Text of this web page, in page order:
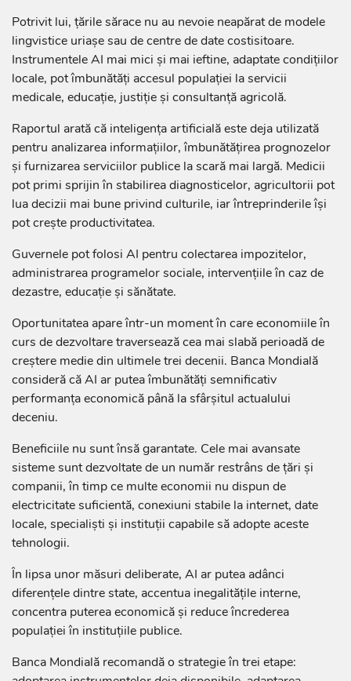
Potrivit lui, țările sărace nu au nevoie neapărat de modele
lingvistice uriașe sau de centre de date costisitoare.
Instrumentele AI mai mici și mai ieftine, adaptate condițiilor
locale, pot îmbunătăți accesul populației la servicii
medicale, educație, justiție și consultanță agricolă.
Raportul arată că inteligența artificială este deja utilizată
pentru analizarea informațiilor, îmbunătățirea prognozelor
și furnizarea serviciilor publice la scară mai largă. Medicii
pot primi sprijin în stabilirea diagnosticelor, agricultorii pot
lua decizii mai bune privind culturile, iar întreprinderile își
pot crește productivitatea.
Guvernele pot folosi AI pentru colectarea impozitelor,
administrarea programelor sociale, intervențiile în caz de
dezastre, educație și sănătate.
Oportunitatea apare într-un moment în care economiile în
curs de dezvoltare traversează cea mai slabă perioadă de
creștere medie din ultimele trei decenii. Banca Mondială
consideră că AI ar putea îmbunătăți semnificativ
performanța economică până la sfârșitul actualului
deceniu.
Beneficiile nu sunt însă garantate. Cele mai avansate
sisteme sunt dezvoltate de un număr restrâns de țări și
companii, în timp ce multe economii nu dispun de
electricitate suficientă, conexiuni stabile la internet, date
locale, specialiști și instituții capabile să adopte aceste
tehnologii.
În lipsa unor măsuri deliberate, AI ar putea adânci
diferențele dintre state, accentua inegalitățile interne,
concentra puterea economică și reduce încrederea
populației în instituțiile publice.
Banca Mondială recomandă o strategie în trei etape: